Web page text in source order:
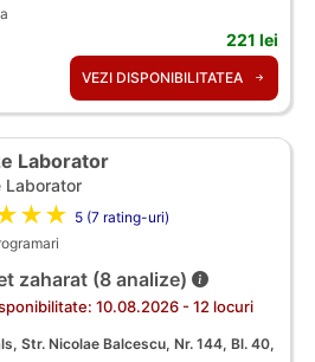
221 lei
VEZI DISPONIBILITATEA
Laborator
Laborator
5 (7 rating-uri)
zaharat (8 analize)
10.08.2026 - 12 locuri
Str. Nicolae Balcescu, Nr. 144, Bl. 40,